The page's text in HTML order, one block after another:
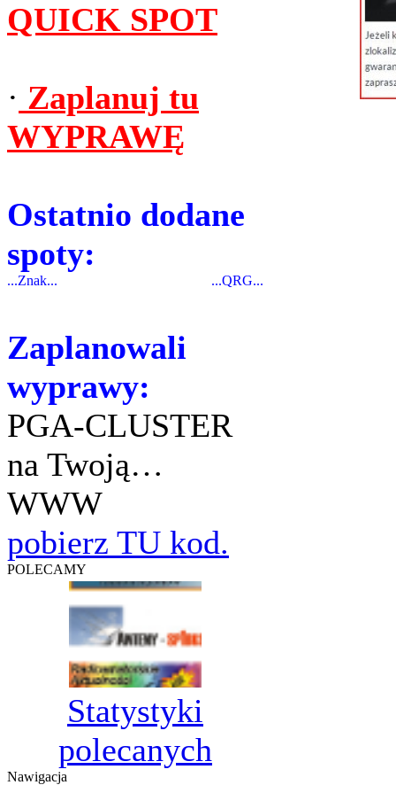
QUICK SPOT
· Zaplanuj tu
WYPRAWĘ
Ostatnio dodane
spoty:
...Znak... ...QRG...
Zaplanowali
wyprawy:
PGA-CLUSTER
na Twoją…
WWW
pobierz TU kod.
POLECAMY
Statystyki
polecanych
Nawigacja